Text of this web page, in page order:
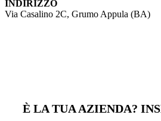
INDIRIZZO
Via Casalino 2C, Grumo Appula (BA)
È LA TUA AZIENDA?